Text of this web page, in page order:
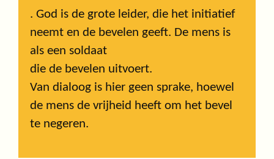
. God is de grote leider, die het initiatief
neemt en de bevelen geeft. De mens is
als een soldaat
die de bevelen uitvoert.
Van dialoog is hier geen sprake, hoewel
de mens de vrijheid heeft om het bevel
te negeren.